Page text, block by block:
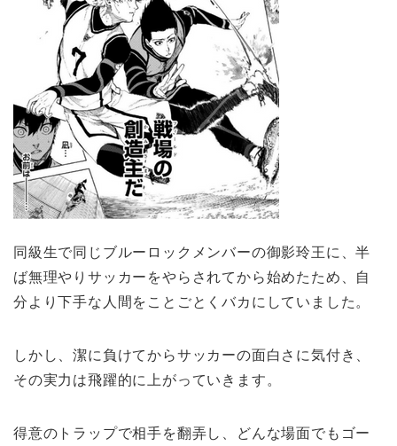
同級生で同じブルーロックメンバーの御影玲王に、半
ば無理やりサッカーをやらされてから始めたため、自
分より下手な人間をことごとくバカにしていました。
しかし、潔に負けてからサッカーの面白さに気付き、
その実力は飛躍的に上がっていきます。
得意のトラップで相手を翻弄し、どんな場面でもゴー